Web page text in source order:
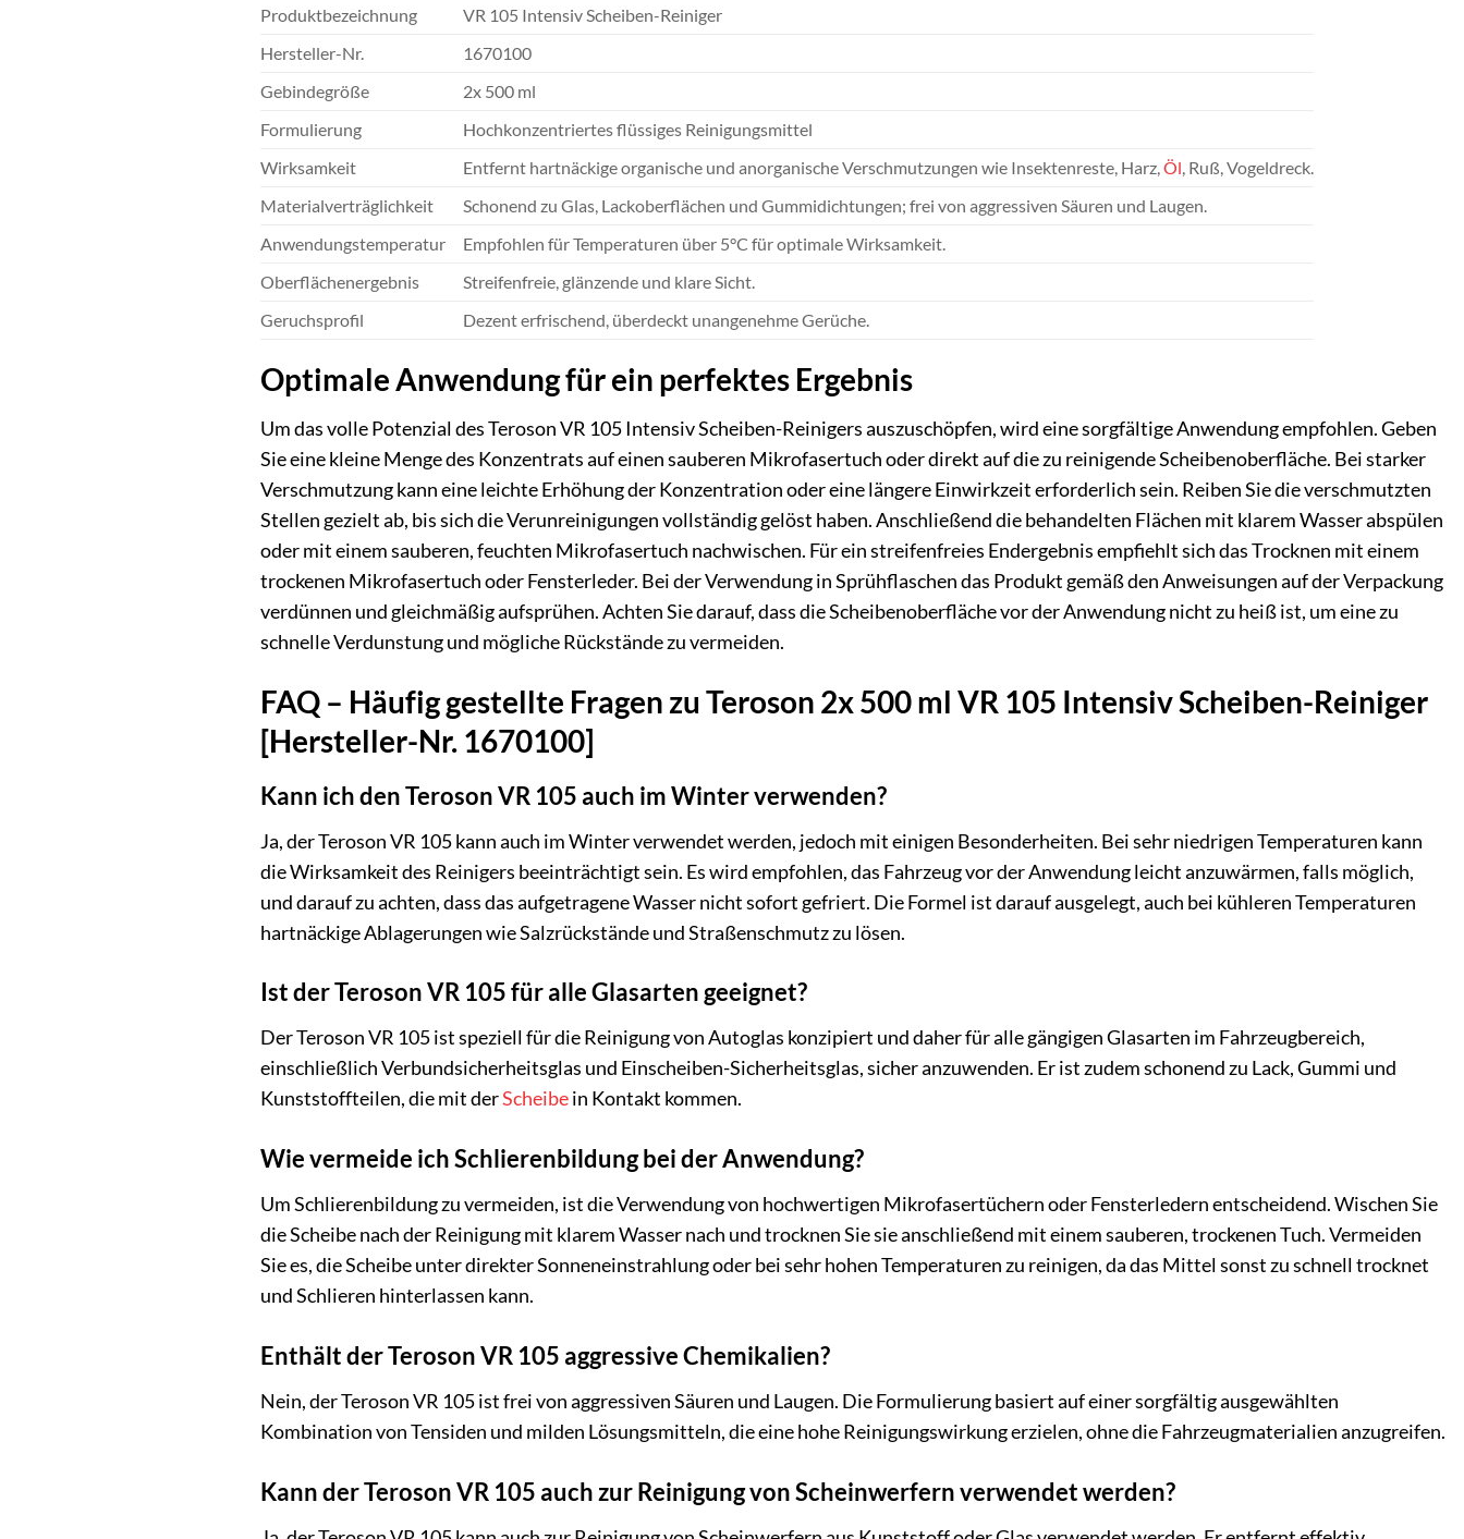
Produktbezeichnung
VR 105 Intensiv Scheiben-Reiniger
Hersteller-Nr.
1670100
Gebindegröße
2x 500 ml
Formulierung
Hochkonzentriertes flüssiges Reinigungsmittel
Wirksamkeit
Entfernt hartnäckige organische und anorganische Verschmutzungen wie Insektenreste, Harz,Öl, Ruß, Vogeldreck.
Materialverträglichkeit
Schonend zu Glas, Lackoberflächen und Gummidichtungen; frei von aggressiven Säuren und Laugen.
Anwendungstemperatur
Empfohlen für Temperaturen über 5°C für optimale Wirksamkeit.
Oberflächenergebnis
Streifenfreie, glänzende und klare Sicht.
Geruchsprofil
Dezent erfrischend, überdeckt unangenehme Gerüche.
Optimale Anwendung für ein perfektes Ergebnis
Um das volle Potenzial des Teroson VR 105 Intensiv Scheiben-Reinigers auszuschöpfen, wird eine sorgfältige Anwendung empfohlen. Geben
Sie eine kleine Menge des Konzentrats auf einen sauberen Mikrofasertuch oder direkt auf die zu reinigende Scheibenoberfläche. Bei starker
Verschmutzung kann eine leichte Erhöhung der Konzentration oder eine längere Einwirkzeit erforderlich sein. Reiben Sie die verschmutzten
Stellen gezielt ab, bis sich die Verunreinigungen vollständig gelöst haben. Anschließend die behandelten Flächen mit klarem Wasser abspülen
oder mit einem sauberen, feuchten Mikrofasertuch nachwischen. Für ein streifenfreies Endergebnis empfiehlt sich das Trocknen mit einem
trockenen Mikrofasertuch oder Fensterleder. Bei der Verwendung in Sprühflaschen das Produkt gemäß den Anweisungen auf der Verpackung
verdünnen und gleichmäßig aufsprühen. Achten Sie darauf, dass die Scheibenoberfläche vor der Anwendung nicht zu heiß ist, um eine zu
schnelle Verdunstung und mögliche Rückstände zu vermeiden.
FAQ – Häufig gestellte Fragen zu Teroson 2x 500 ml VR 105 Intensiv Scheiben-Reiniger
[Hersteller-Nr. 1670100]
Kann ich den Teroson VR 105 auch im Winter verwenden?
Ja, der Teroson VR 105 kann auch im Winter verwendet werden, jedoch mit einigen Besonderheiten. Bei sehr niedrigen Temperaturen kann
die Wirksamkeit des Reinigers beeinträchtigt sein. Es wird empfohlen, das Fahrzeug vor der Anwendung leicht anzuwärmen, falls möglich,
und darauf zu achten, dass das aufgetragene Wasser nicht sofort gefriert. Die Formel ist darauf ausgelegt, auch bei kühleren Temperaturen
hartnäckige Ablagerungen wie Salzrückstände und Straßenschmutz zu lösen.
Ist der Teroson VR 105 für alle Glasarten geeignet?
Der Teroson VR 105 ist speziell für die Reinigung von Autoglas konzipiert und daher für alle gängigen Glasarten im Fahrzeugbereich,
einschließlich Verbundsicherheitsglas und Einscheiben-Sicherheitsglas, sicher anzuwenden. Er ist zudem schonend zu Lack, Gummi und
Kunststoffteilen, die mit derScheibein Kontakt kommen.
Wie vermeide ich Schlierenbildung bei der Anwendung?
Um Schlierenbildung zu vermeiden, ist die Verwendung von hochwertigen Mikrofasertüchern oder Fensterledern entscheidend. Wischen Sie
die Scheibe nach der Reinigung mit klarem Wasser nach und trocknen Sie sie anschließend mit einem sauberen, trockenen Tuch. Vermeiden
Sie es, die Scheibe unter direkter Sonneneinstrahlung oder bei sehr hohen Temperaturen zu reinigen, da das Mittel sonst zu schnell trocknet
und Schlieren hinterlassen kann.
Enthält der Teroson VR 105 aggressive Chemikalien?
Nein, der Teroson VR 105 ist frei von aggressiven Säuren und Laugen. Die Formulierung basiert auf einer sorgfältig ausgewählten
Kombination von Tensiden und milden Lösungsmitteln, die eine hohe Reinigungswirkung erzielen, ohne die Fahrzeugmaterialien anzugreifen.
Kann der Teroson VR 105 auch zur Reinigung von Scheinwerfern verwendet werden?